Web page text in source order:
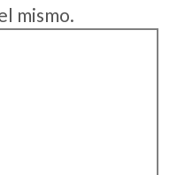
mismo.